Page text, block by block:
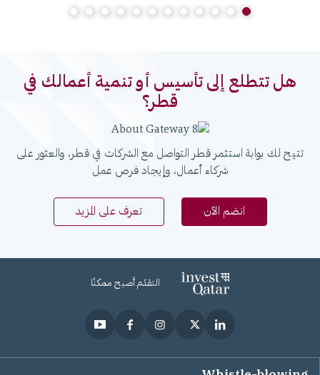
هل تتطلع إلى تأسيس أو تنمية أعمالك في
قطر؟
تتيح لك بوابة استثمر قطر التواصل مع الشركات في قطر، والعثور على
شركاء أعمال، وإيجاد فرص عمل
انضم الآن تعرف على المزيد
التقدّم أصبح ممكنًا